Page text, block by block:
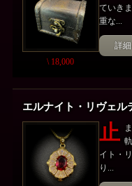
\ 18,000
ていき
重な...
詳
エルナイト・リヴェル
止
イト・
り...